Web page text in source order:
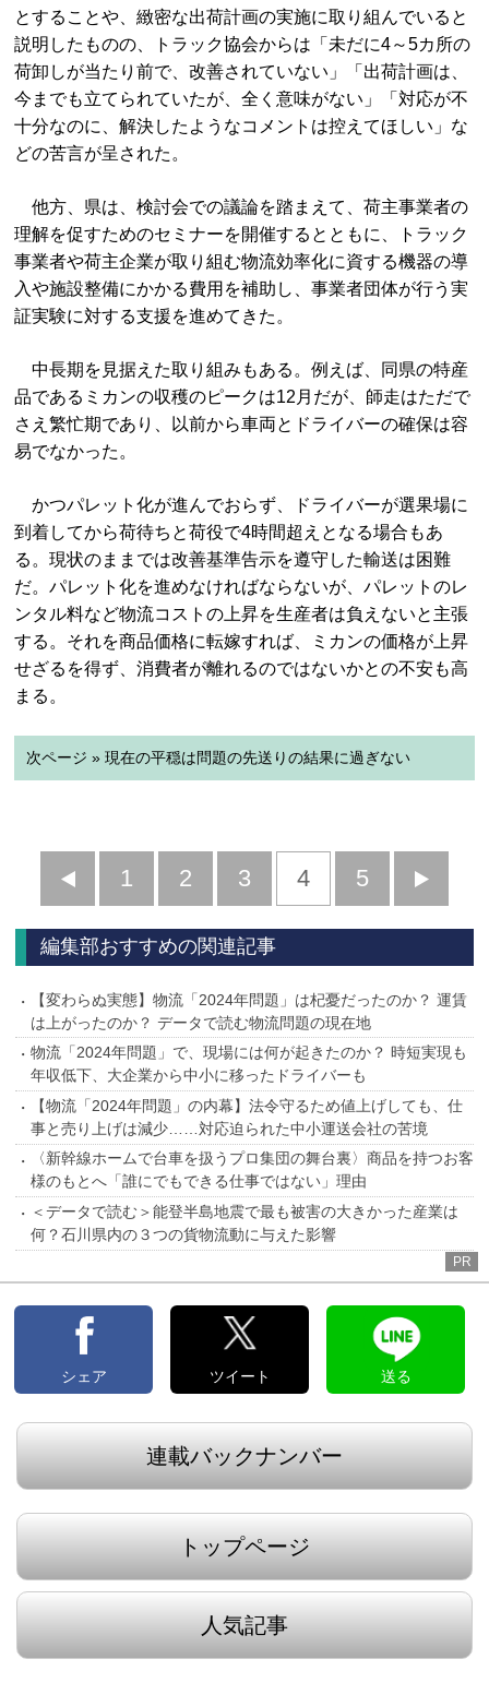
とすることや、緻密な出荷計画の実施に取り組んでいると
説明したものの、トラック協会からは「未だに4～5カ所の
荷卸しが当たり前で、改善されていない」「出荷計画は、
今までも立てられていたが、全く意味がない」「対応が不
十分なのに、解決したようなコメントは控えてほしい」な
どの苦言が呈された。
他方、県は、検討会での議論を踏まえて、荷主事業者の
理解を促すためのセミナーを開催するとともに、トラック
事業者や荷主企業が取り組む物流効率化に資する機器の導
入や施設整備にかかる費用を補助し、事業者団体が行う実
証実験に対する支援を進めてきた。
中長期を見据えた取り組みもある。例えば、同県の特産
品であるミカンの収穫のピークは12月だが、師走はただで
さえ繁忙期であり、以前から車両とドライバーの確保は容
易でなかった。
かつパレット化が進んでおらず、ドライバーが選果場に
到着してから荷待ちと荷役で4時間超えとなる場合もあ
る。現状のままでは改善基準告示を遵守した輸送は困難
だ。パレット化を進めなければならないが、パレットのレ
ンタル料など物流コストの上昇を生産者は負えないと主張
する。それを商品価格に転嫁すれば、ミカンの価格が上昇
せざるを得ず、消費者が離れるのではないかとの不安も高
まる。
次ページ » 現在の平穏は問題の先送りの結果に過ぎない
前
へ
1 2 3 4 5
へ
編集部おすすめの関連記事
【変わらぬ実態】物流「2024年問題」は杞憂だったのか？ 運賃
は上がったのか？ データで読む物流問題の現在地
物流「2024年問題」で、現場には何が起きたのか？ 時短実現も
年収低下、大企業から中小に移ったドライバーも
【物流「2024年問題」の内幕】法令守るため値上げしても、仕
事と売り上げは減少……対応迫られた中小運送会社の苦境
〈新幹線ホームで台車を扱うプロ集団の舞台裏〉商品を持つお客
様のもとへ「誰にでもできる仕事ではない」理由
＜データで読む＞能登半島地震で最も被害の大きかった産業は
何？石川県内の３つの貨物流動に与えた影響
PR
シェア ツイート 送る
連載バックナンバー
トップページ
人気記事